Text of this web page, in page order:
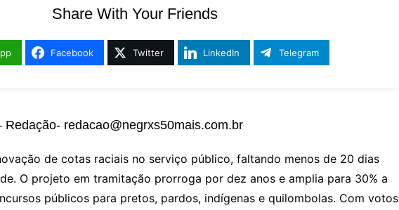
Share With Your Friends
Facebook Twitter LinkedIn Telegram
Redação- redacao@negrxs50mais.com.br
de cotas raciais no serviço público, faltando menos de 20 dias
O projeto em tramitação prorroga por dez anos e amplia para 30% a
públicos para pretos, pardos, indígenas e quilombolas. Com votos